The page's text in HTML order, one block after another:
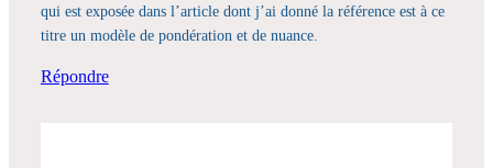
qui est exposée dans l’article dont j’ai donné la référence est à ce
titre un modèle de pondération et de nuance.
Répondre